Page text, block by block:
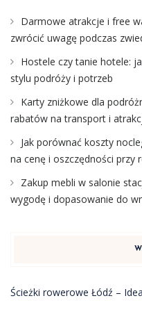
Darmowe atrakcje i free
zwrócić uwagę podczas
Hostele czy tanie hotele:
stylu podróży i potrzeb
Karty zniżkowe dla
rabatów na transport i
Jak porównać koszty
na cenę i oszczędności przy
Zakup mebli w salonie
wygodę i dopasowanie do
Ścieżki rowerowe Łódź –